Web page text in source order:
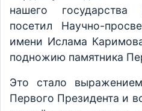
нашего государства
посетил Научно-
имени Ислама
подножию памятника
Это стало
Первого Президента и